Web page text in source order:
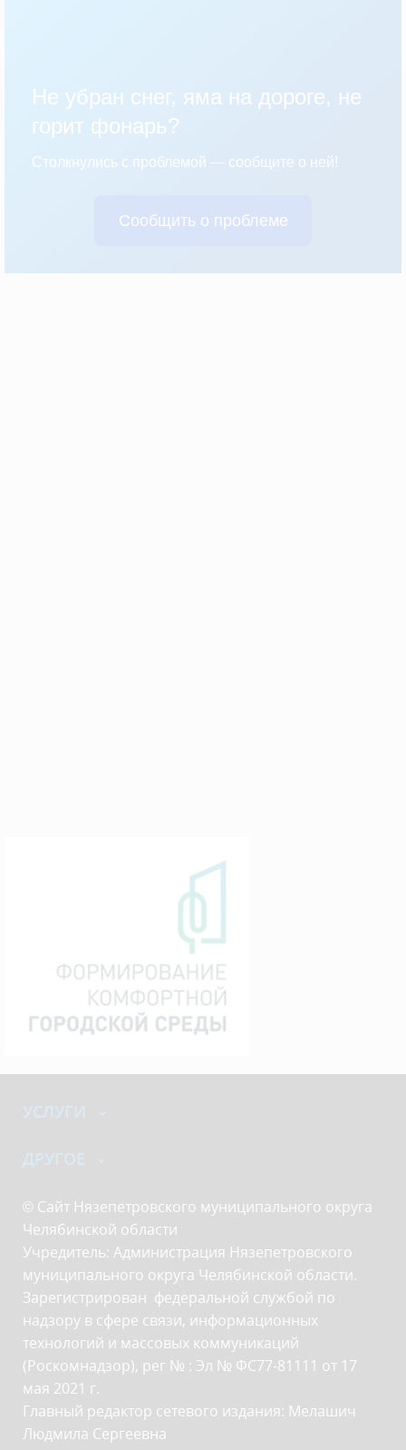
Не убран снег, яма на дороге, не
горит фонарь?
Столкнулись с проблемой — сообщите о ней!
Сообщить о проблеме
УСЛУГИ
ДРУГОЕ
© Сайт Нязепетровского муниципального округа
Челябинской области
Учредитель: Администрация Нязепетровского
муниципального округа Челябинской области.
Зарегистрирован федеральной службой по
надзору в сфере связи, информационных
технологий и массовых коммуникаций
(Роскомнадзор), рег № : Эл № ФС77-81111 от 17
мая 2021 г.
Главный редактор сетевого издания: Мелашич
Людмила Сергеевна